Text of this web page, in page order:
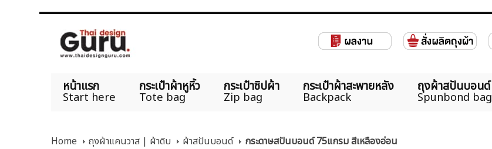
หน้าแรก
Start here
กระเป๋าผ้าหูหิ้ว
Tote bag
กระเป๋าซิปผ้า
Zip bag
กระเป๋าผ้าสะพายหลัง
Backpack
ถุงผ้าสปันบอนด์
Spunbond bag
Home ถุงผ้าแคนวาส | ผ้าดิบ ผ้าสปันบอนด์ กระดาษสปันบอนด์ 75แกรม สีเหลืองอ่อน